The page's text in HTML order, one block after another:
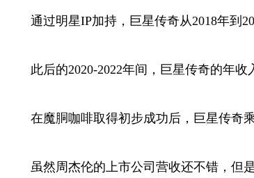
通过明星IP加持，巨星传奇从2018年到
此后的2020-2022年间，巨星传奇的年收
在魔胴咖啡取得初步成功后，巨星传奇乘
虽然周杰伦的上市公司营收还不错，但是